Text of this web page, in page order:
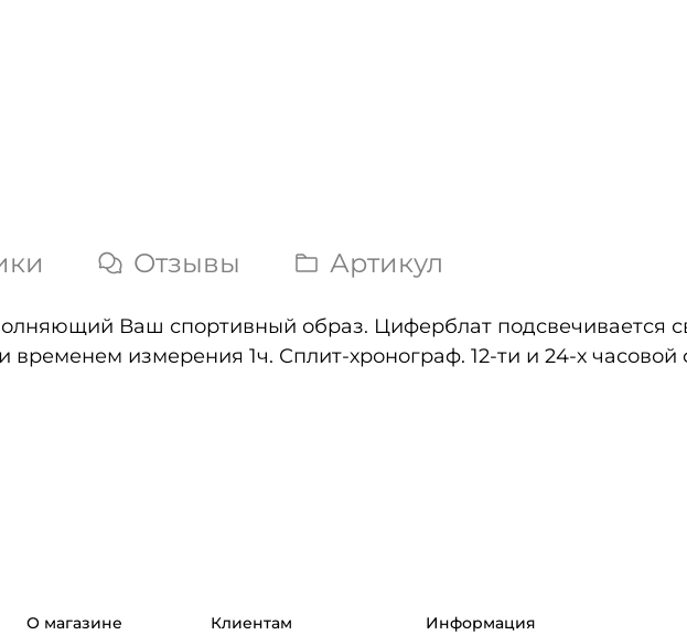
Отзывы Артикул
Ваш спортивный образ. Циферблат подсвечивается
временем измерения 1ч. Сплит-хронограф. 12-ти и 24-х
О магазине Клиентам Информация